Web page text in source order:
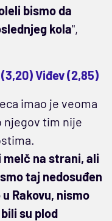
bismo da
kola",
Viđev (2,85)
imao je veoma
njegov tim nije
melč na strani, ali
taj nedosuđen
Rakovu, nismo
su plod